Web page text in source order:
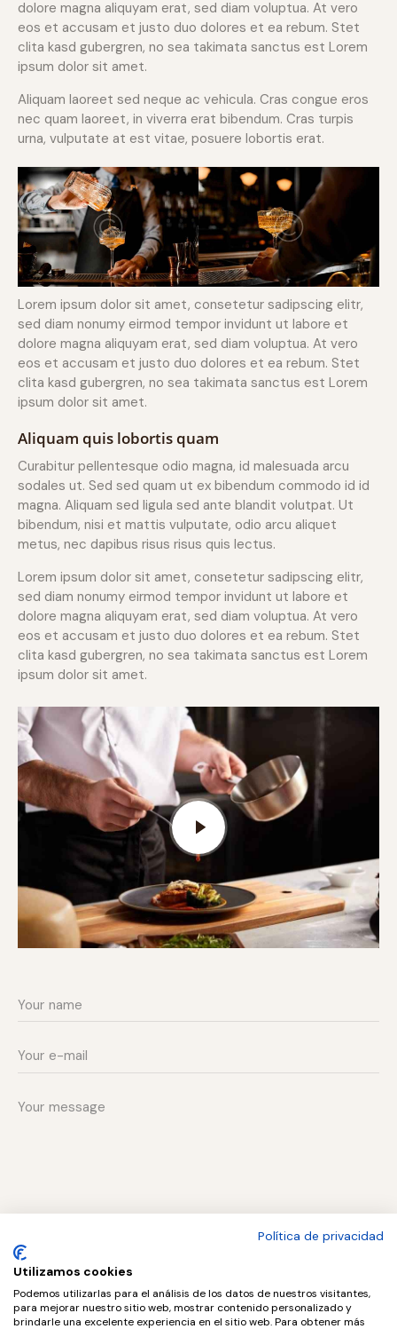
dolore magna aliquyam erat, sed diam voluptua. At vero
eos et accusam et justo duo dolores et ea rebum. Stet
clita kasd gubergren, no sea takimata sanctus est Lorem
ipsum dolor sit amet.
Aliquam laoreet sed neque ac vehicula. Cras congue eros
nec quam laoreet, in viverra erat bibendum. Cras turpis
urna, vulputate at est vitae, posuere lobortis erat.
Lorem ipsum dolor sit amet, consetetur sadipscing elitr,
sed diam nonumy eirmod tempor invidunt ut labore et
dolore magna aliquyam erat, sed diam voluptua. At vero
eos et accusam et justo duo dolores et ea rebum. Stet
clita kasd gubergren, no sea takimata sanctus est Lorem
ipsum dolor sit amet.
Aliquam quis lobortis quam
Curabitur pellentesque odio magna, id malesuada arcu
sodales ut. Sed sed quam ut ex bibendum commodo id id
magna. Aliquam sed ligula sed ante blandit volutpat. Ut
bibendum, nisi et mattis vulputate, odio arcu aliquet
metus, nec dapibus risus risus quis lectus.
Lorem ipsum dolor sit amet, consetetur sadipscing elitr,
sed diam nonumy eirmod tempor invidunt ut labore et
dolore magna aliquyam erat, sed diam voluptua. At vero
eos et accusam et justo duo dolores et ea rebum. Stet
clita kasd gubergren, no sea takimata sanctus est Lorem
ipsum dolor sit amet.
stored.
SEND MESSAGE
Política de privacidad
Utilizamos cookies
Podemos utilizarlas para el análisis de los datos de nuestros visitantes,
para mejorar nuestro sitio web, mostrar contenido personalizado y
brindarle una excelente experiencia en el sitio web. Para obtener más